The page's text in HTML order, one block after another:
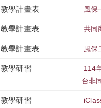
教學計畫表 風
教學計畫表 共同
教學計畫表 風
教學研習
114
台非
教學研習